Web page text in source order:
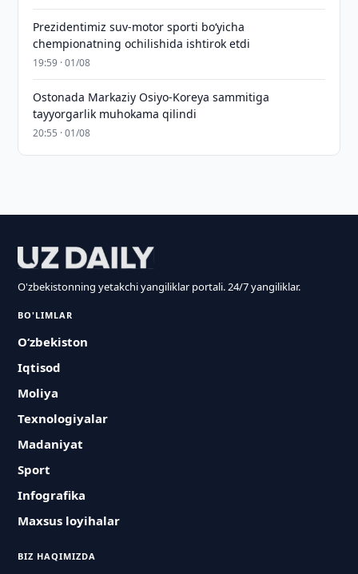
Prezidentimiz suv-motor sporti bo‘yicha
chempionatning ochilishida ishtirok etdi
19:59 · 01/08
Ostonada Markaziy Osiyo-Koreya sammitiga
tayyorgarlik muhokama qilindi
20:55 · 01/08
O'zbekistonning yetakchi yangiliklar portali. 24/7 yangiliklar.
BO'LIMLAR
O‘zbekiston
Iqtisod
Moliya
Texnologiyalar
Madaniyat
Sport
Infografika
Maxsus loyihalar
BIZ HAQIMIZDA